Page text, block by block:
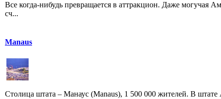
Все когда-нибудь превращается в аттракцион. Даже могучая
сч...
Manaus
Столица штата – Манаус (Manaus), 1 500 000 жителей. В